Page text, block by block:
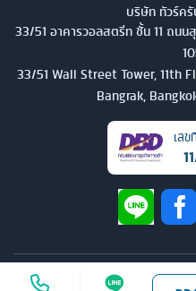
บริษัท ทัวร์ค
33/51 อาคารวอลสตรีท ชั้น 11 ถน
33/51 Wall Street Tower, 11th
Bangrak,
เล
2026บริษัท ทัวร์ครับ